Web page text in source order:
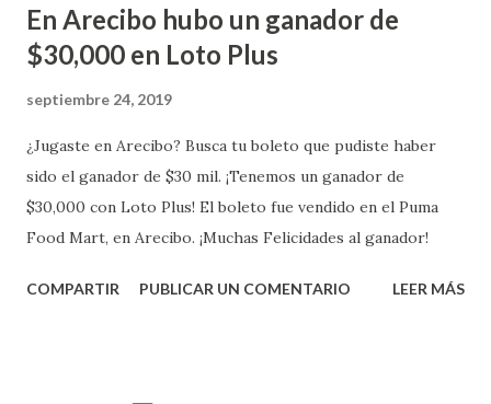
En Arecibo hubo un ganador de
$30,000 en Loto Plus
septiembre 24, 2019
¿Jugaste en Arecibo? Busca tu boleto que pudiste haber
sido el ganador de $30 mil. ¡Tenemos un ganador de
$30,000 con Loto Plus! El boleto fue vendido en el Puma
Food Mart, en Arecibo. ¡Muchas Felicidades al ganador!
COMPARTIR PUBLICAR UN COMENTARIO LEER MÁS